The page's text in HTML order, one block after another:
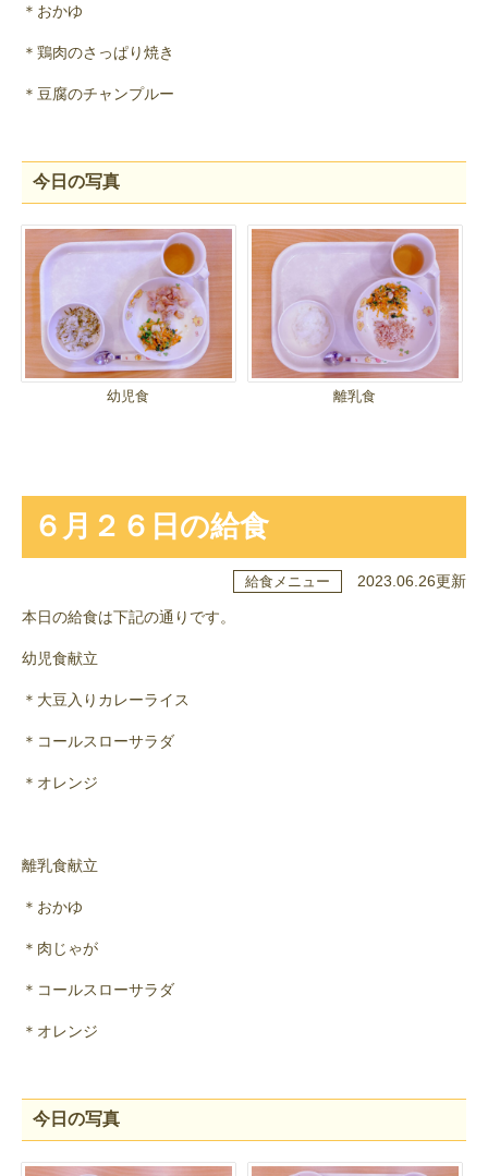
＊おかゆ
＊鶏肉のさっぱり焼き
＊豆腐のチャンプルー
今日の写真
幼児食 離乳食
６月２６日の給食
給食メニュー 2023.06.26更新
本日の給食は下記の通りです。
幼児食献立
＊大豆入りカレーライス
＊コールスローサラダ
＊オレンジ
離乳食献立
＊おかゆ
＊肉じゃが
＊コールスローサラダ
＊オレンジ
今日の写真